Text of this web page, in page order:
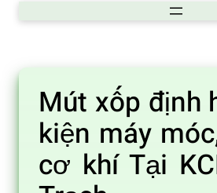
Mút xốp định
kiện máy
cơ khí Tại